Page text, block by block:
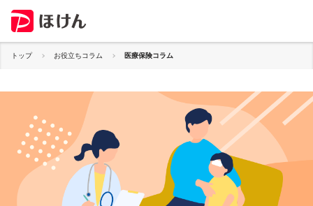
トップ お役立ちコラム 医療保険コラム